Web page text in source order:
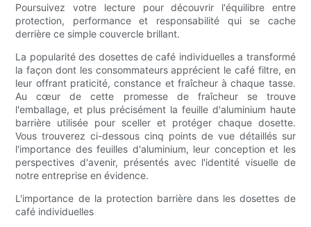
Poursuivez votre lecture pour découvrir l'équilibre entre
protection, performance et responsabilité qui se cache
derrière ce simple couvercle brillant.
La popularité des dosettes de café individuelles a transformé
la façon dont les consommateurs apprécient le café filtre, en
leur offrant praticité, constance et fraîcheur à chaque tasse.
Au cœur de cette promesse de fraîcheur se trouve
l'emballage, et plus précisément la feuille d'aluminium haute
barrière utilisée pour sceller et protéger chaque dosette.
Vous trouverez ci-dessous cinq points de vue détaillés sur
l'importance des feuilles d'aluminium, leur conception et les
perspectives d'avenir, présentés avec l'identité visuelle de
notre entreprise en évidence.
L'importance de la protection barrière dans les dosettes de
café individuelles